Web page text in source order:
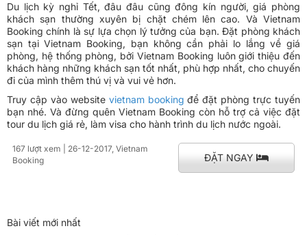
Du lịch kỳ nghỉ Tết, đâu đâu cũng đông kín người, giá phòng
khách sạn thường xuyên bị chặt chém lên cao. Và Vietnam
Booking chính là sự lựa chọn lý tưởng của bạn. Đặt phòng khách
sạn tại Vietnam Booking, bạn không cần phải lo lắng về giá
phòng, hệ thống phòng, bởi Vietnam Booking luôn giới thiệu đến
khách hàng những khách sạn tốt nhất, phù hợp nhất, cho chuyến
đi của mình thêm thú vị và vui vẻ hơn.
Truy cập vào website vietnam booking để đặt phòng trực tuyến
bạn nhé. Và đừng quên Vietnam Booking còn hỗ trợ cả việc đặt
tour du lịch giá rẻ, làm visa cho hành trình du lịch nước ngoài.
167 lượt xem | 26-12-2017, Vietnam
Booking
ĐẶT NGAY
Bài viết mới nhất